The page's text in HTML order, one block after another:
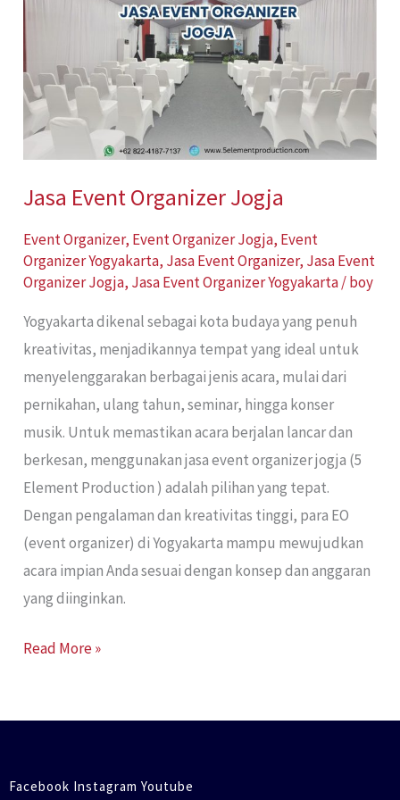
Jasa Event Organizer Jogja
Event Organizer, Event Organizer Jogja, Event
Organizer Yogyakarta, Jasa Event Organizer, Jasa Event
Organizer Jogja, Jasa Event Organizer Yogyakarta/boy
Yogyakarta dikenal sebagai kota budaya yang penuh
kreativitas, menjadikannya tempat yang ideal untuk
menyelenggarakan berbagai jenis acara, mulai dari
pernikahan, ulang tahun, seminar, hingga konser
musik. Untuk memastikan acara berjalan lancar dan
berkesan, menggunakan jasa event organizer jogja (5
Element Production ) adalah pilihan yang tepat.
Dengan pengalaman dan kreativitas tinggi, para EO
(event organizer) di Yogyakarta mampu mewujudkan
acara impian Anda sesuai dengan konsep dan anggaran
yang diinginkan.
Jogja
Read More »
Facebook Instagram Youtube